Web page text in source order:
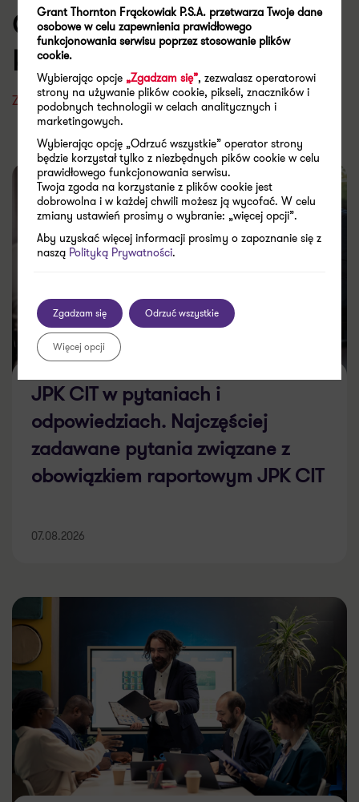
Artykuły z kategorii:
Outsourcing finansowo-
księgowy
Zobacz wszystkie
JPK CIT w pytaniach i
odpowiedziach. Najczęściej
zadawane pytania związane z
obowiązkiem raportowym JPK CIT
Grant Thornton Frąckowiak P.S.A. przetwarza Twoje dane
osobowe w celu zapewnienia prawidłowego
funkcjonowania serwisu poprzez stosowanie plików
cookie.
Wybierając opcje„Zgadzam się”, zezwalasz operatorowi
strony na używanie plików cookie, pikseli, znaczników i
podobnych technologii w celach analitycznych i
marketingowych.
Wybierając opcję „Odrzuć wszystkie” operator strony
będzie korzystał tylko z niezbędnych pików cookie w celu
prawidłowego funkcjonowania serwisu.
Twoja zgoda na korzystanie z plików cookie jest
dobrowolna i w każdej chwili możesz ją wycofać. W celu
zmiany ustawień prosimy o wybranie: „więcej opcji”.
Aby uzyskać więcej informacji prosimy o zapoznanie się z
naszą Polityką Prywatności.
Zgadzam się Odrzuć wszystkie
Więcej opcji